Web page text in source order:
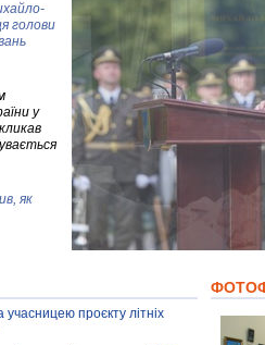
голови
у
як
учасницею проєкту літніх